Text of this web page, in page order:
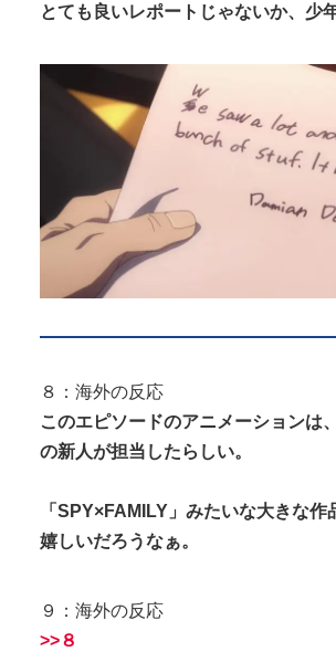
とても良いレポートじゃないか、 少
８：海外の反応
このエピソードのアニメーションは
の新人が担当したらしい。
「SPY×FAMILY」みたいな大きな作
嬉しいだろうなぁ。
９：海外の反応
>>８